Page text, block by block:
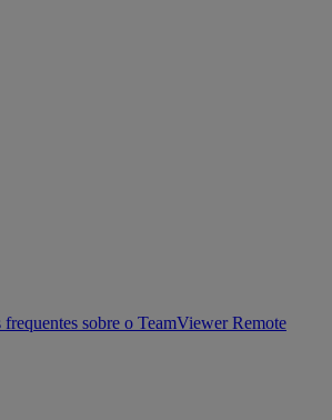
frequentes sobre o TeamViewer Remote